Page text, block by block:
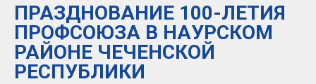
ПРАЗДНОВАНИЕ 100-ЛЕТИЯ
ПРОФСОЮЗА В НАУРСКОМ
РАЙОНЕ ЧЕЧЕНСКОЙ
РЕСПУБЛИКИ